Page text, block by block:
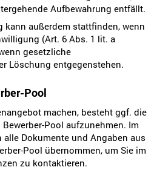
Aufbewahrung entfällt.
kann außerdem stattfinden, wenn
(Art. 6 Abs. 1 lit. a
gesetzliche
Löschung entgegenstehen.
Pool
machen, besteht ggf. die
Pool aufzunehmen. Im
alle Dokumente und Angaben aus
Pool übernommen, um Sie im
zu kontaktieren.